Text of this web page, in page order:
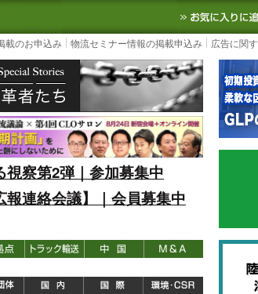
の物流ニュースサイト3PL, SCMなど国内外の最新の
載のお申込み 物流セミナー情報の掲載申込み 広告に関
察第2弾｜参加募集中
連絡会議】｜会員募集中